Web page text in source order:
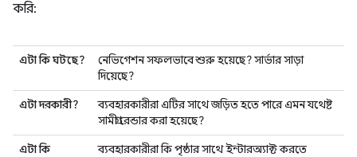
করি:
এটা কি ঘটছে?
নেভিগেশন সফলভাবে শুরু হয়েছে? সার্ভার সাড়া
দিয়েছে?
এটা দরকারী?
ব্যবহারকারীরা এটির সাথে জড়িত হতে পারে এমন যথেষ্ট
সামগ্রী রেন্ডার করা হয়েছে?
এটা কি
ব্যবহারকারীরা কি পৃষ্ঠার সাথে ইন্টারঅ্যাক্ট করতে